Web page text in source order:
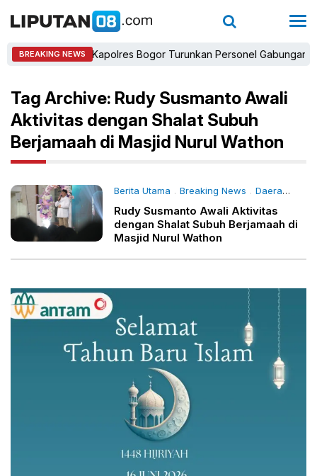
BREAKING NEWSKapolres Bogor Turunkan Personel Gabungan dan
Tag Archive: Rudy Susmanto Awali
Aktivitas dengan Shalat Subuh
Berjamaah di Masjid Nurul Wathon
Berita Utama . Breaking News . Daerah
Rudy Susmanto Awali Aktivitas
dengan Shalat Subuh Berjamaah di
Masjid Nurul Wathon